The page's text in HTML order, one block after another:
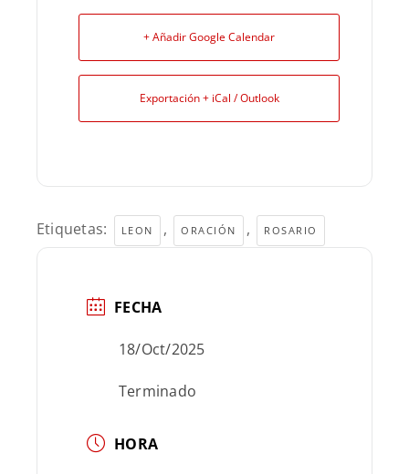
+ Añadir Google Calendar
Exportación + iCal / Outlook
Etiquetas: LEON , ORACIÓN , ROSARIO
FECHA
18/Oct/2025
Terminado
HORA